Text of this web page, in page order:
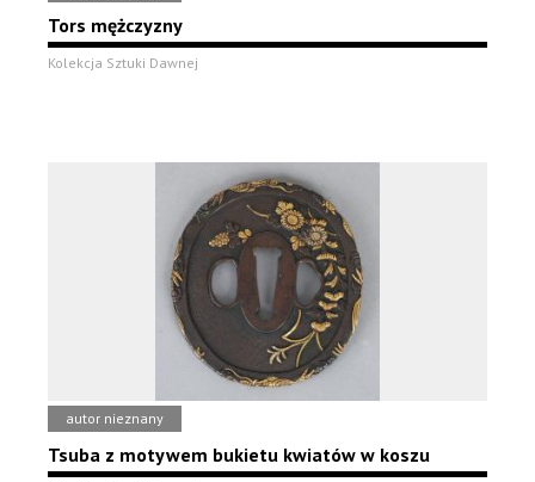
Tors mężczyzny
Kolekcja Sztuki Dawnej
autor nieznany
Tsuba z motywem bukietu kwiatów w koszu